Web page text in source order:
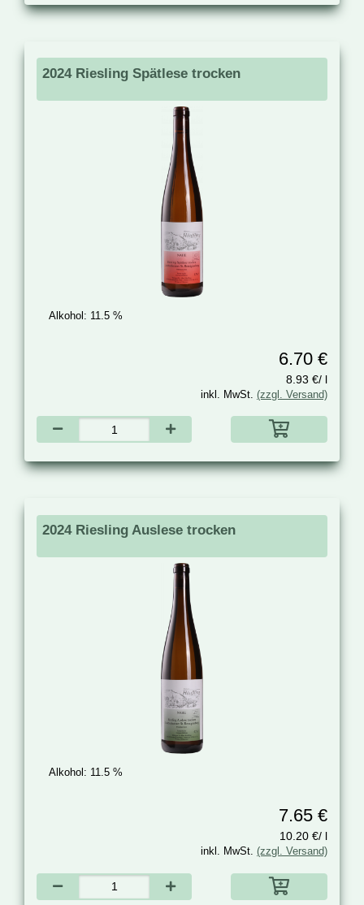
2024 Riesling Spätlese trocken
Alkohol: 11.5 %
6.70 €
8.93 €/ l
inkl. MwSt. (zzgl. Versand)
2024 Riesling Auslese trocken
Alkohol: 11.5 %
7.65 €
10.20 €/ l
inkl. MwSt. (zzgl. Versand)